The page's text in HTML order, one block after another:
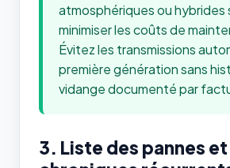
atmosphériques ou hybrides
minimiser les coûts de
Évitez les transmissions
première génération sans
vidange documenté par
3. Liste des pannes